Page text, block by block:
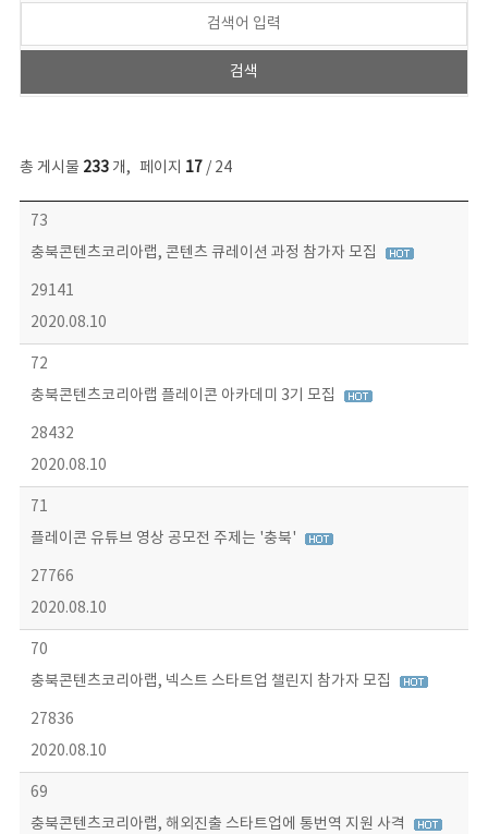
총 게시물 233개, 페이지 17 / 24
보도자료 목록 - 번호, 제목, 작성자, 파일, 조회수, 작성일 정보 제공
73
충북콘텐츠코리아랩, 콘텐츠 큐레이션 과정 참가자 모집
29141
2020.08.10
72
충북콘텐츠코리아랩 플레이콘 아카데미 3기 모집
28432
2020.08.10
71
플레이콘 유튜브 영상 공모전 주제는 '충북'
27766
2020.08.10
70
충북콘텐츠코리아랩, 넥스트 스타트업 챌린지 참가자 모집
27836
2020.08.10
69
충북콘텐츠코리아랩, 해외진출 스타트업에 통번역 지원 사격